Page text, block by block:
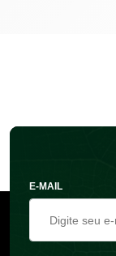
E-MAIL